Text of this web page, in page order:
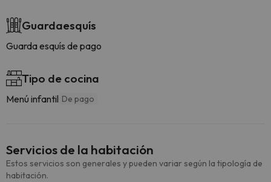
Guardaesquís
Guarda esquís de pago
Tipo de cocina
Menú infantil De pago
Servicios de la habitación
Estos servicios son generales y pueden variar según la tipología de
habitación.